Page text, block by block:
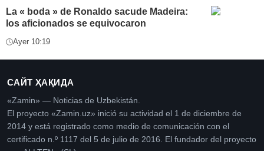
La « boda » de Ronaldo sacude Madeira:
los aficionados se equivocaron
Ayer 10:19
САЙТ ҲАҚИДА
«Zamin» — Noticias de Uzbekistán.
El proyecto «Zamin.uz» inició su actividad el 1 de diciembre de
2014 y está registrado como medio de comunicación con el
certificado n.º 1117 del 5 de julio de 2016. El fundador del proyecto